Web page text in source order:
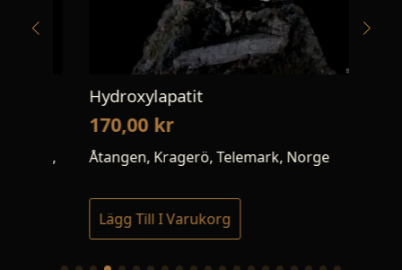
Hydroxylapatit
170,00kr
Åtangen, Kragerö, Telemark, Norge
Lägg Till I Varukorg